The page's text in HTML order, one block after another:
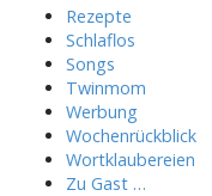
Rezepte
Schlaflos
Songs
Twinmom
Werbung
Wochenrückblick
Wortklaubereien
Zu Gast …